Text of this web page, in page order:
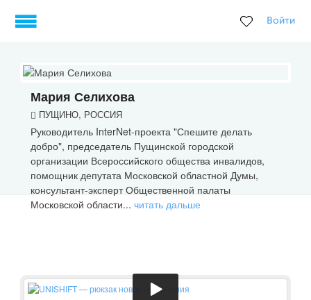
Войти
Мария Селихова
ПУЩИНО, РОССИЯ
Руководитель InterNet-проекта "Спешите делать
добро", председатель Пущинской городской
организации Всероссийского общества инвалидов,
помощник депутата Московской областной Думы,
консультант-эксперт Общественной палаты
Московской области... читать дальше